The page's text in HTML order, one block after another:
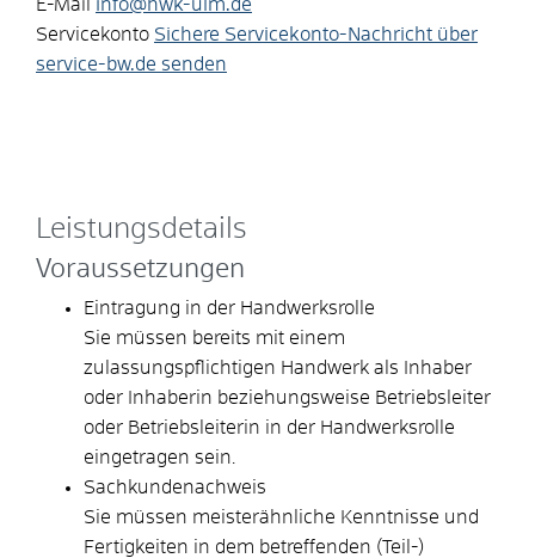
E-Mail
info@hwk-ulm.de
Servicekonto Sichere Servicekonto-Nachricht über
service-bw.de senden
Leistungsdetails
Voraussetzungen
Eintragung in der Handwerksrolle
Sie müssen bereits mit einem
zulassungspflichtigen Handwerk als Inhaber
oder Inhaberin beziehungsweise Betriebsleiter
oder Betriebsleiterin in der Handwerksrolle
eingetragen sein.
Sachkundenachweis
Sie müssen meisterähnliche Kenntnisse und
Fertigkeiten in dem betreffenden (Teil-)